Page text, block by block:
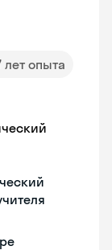
лет опыта